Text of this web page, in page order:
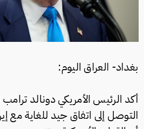
بغداد- العراق اليوم:
أكد الرئيس الأمريكي دونالد
التوصل إلى اتفاق جيد للغاية مع